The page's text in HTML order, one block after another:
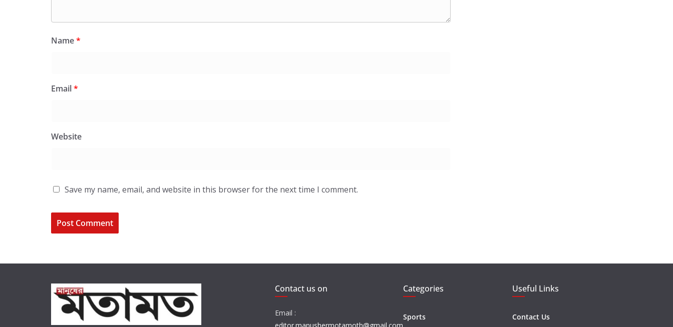
Name*
Email*
Website
Save my name, email, and website in this browser for the next time I comment.
Contact us on
Email :
Categories
Sports
Useful Links
Contact Us